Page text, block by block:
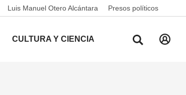
Luis Manuel Otero Alcántara Presos políticos
CULTURA Y CIENCIA